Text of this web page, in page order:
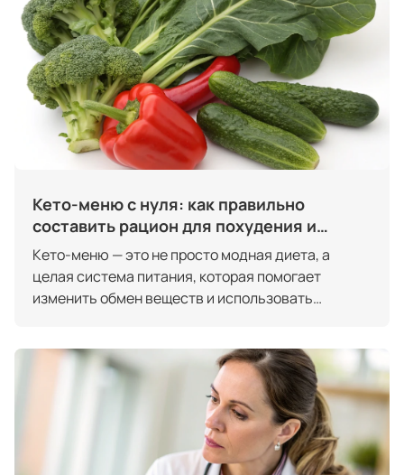
Кето-меню с нуля: как правильно
составить рацион для похудения и
энергии без углеводов
Кето-меню — это не просто модная диета, а
целая система питания, которая помогает
изменить обмен веществ и использовать
выбирают этот подход, чтобы похудеть,
стабилизировать уровень сахара в крови,
улучшить концентрацию и общее самочувствие.
Однако перед тем как перейти на кето-питание,
важно понять его принципы, о...